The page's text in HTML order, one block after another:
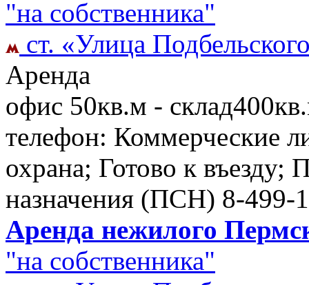
"на собственника"
ст. «Улица
Аренда
офис 50кв.м -
телефон: Коммерческие
охрана; Готово к въезду;
назначения (ПСН) 8-499-
Аренда нежилого
"на собственника"